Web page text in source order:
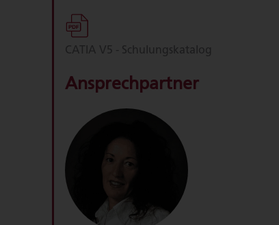
CATIA V5 - Schulungskatalog
Ansprechpartner